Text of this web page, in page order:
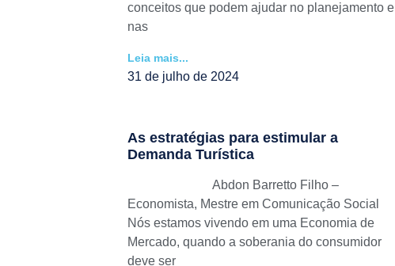
conceitos que podem ajudar no planejamento e
nas
Leia mais...
31 de julho de 2024
As estratégias para estimular a
Demanda Turística
Abdon Barretto Filho –
Economista, Mestre em Comunicação Social
Nós estamos vivendo em uma Economia de
Mercado, quando a soberania do consumidor
deve ser